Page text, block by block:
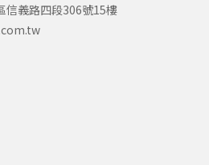
信義路四段306號15樓